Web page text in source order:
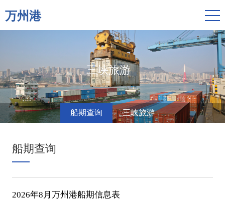
万州港
三峡旅游
船期查询 三峡旅游
船期查询
2026年8月万州港船期信息表